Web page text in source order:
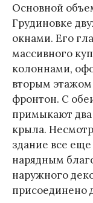
Основной
Грудиновке
окнами. Его
массивного
колоннами,
вторым
фронтон. С
примыкают
крыла.
здание все
нарядным
наружного
присоединено